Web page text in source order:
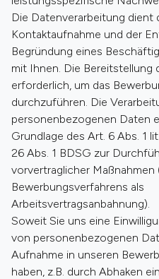
Die Datenverarbeitung dient
Kontaktaufnahme und der
Begründung eines
mit Ihnen. Die Bereitstellung
erforderlich, um das
durchzuführen. Die
personenbezogenen Daten
Grundlage des Art. 6 Abs. 1
26 Abs. 1 BDSG zur
vorvertraglicher
Bewerbungsverfahrens als
Arbeitsvertragsanbahnung).
Soweit Sie uns eine
von personenbezogenen
Aufnahme in unseren
haben, z.B. durch Abhaken